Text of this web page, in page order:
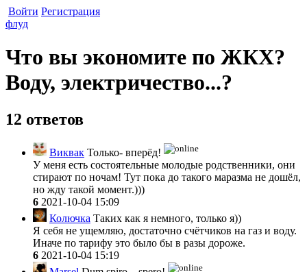
Войти Регистрация
флуд
Что вы экономите по ЖКХ?
Воду, электричество...?
12 ответов
Виквак Только- вперёд!
У меня есть состоятельные молодые родственники, они
стирают по ночам! Тут пока до такого маразма не дошёл,
но жду такой момент.)))
6 2021-10-04 15:09
Колючка Таких как я немного, только я))
Я себя не ущемляю, достаточно счётчиков на газ и воду.
Иначе по тарифу это было бы в разы дороже.
6 2021-10-04 15:19